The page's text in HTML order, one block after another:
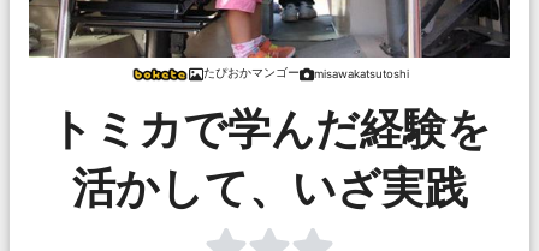
たぴおかマンゴー misawakatsutoshi
トミカで学んだ経験を
活かして、いざ実践